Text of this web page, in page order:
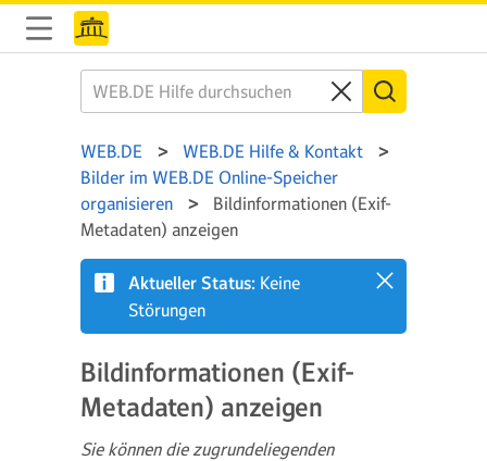
WEB.DE
WEB.DE Hilfe & Kontakt
Bilder im WEB.DE Online-Speicher
organisieren
Bildinformationen (Exif-
Metadaten) anzeigen
Aktueller Status: Keine
Störungen
Bildinformationen (Exif-
Metadaten) anzeigen
Sie können die zugrundeliegenden